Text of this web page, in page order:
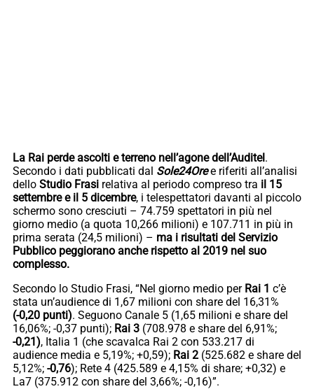
La Rai perde ascolti e terreno nell’agone dell’Auditel.
Secondo i dati pubblicati dal Sole24Oree riferiti all’analisi
dello Studio Frasi relativa al periodo compreso tra il 15
settembre e il 5 dicembre, i telespettatori davanti al piccolo
schermo sono cresciuti – 74.759 spettatori in più nel
giorno medio (a quota 10,266 milioni) e 107.711 in più in
prima serata (24,5 milioni) – ma i risultati del Servizio
Pubblico peggiorano anche rispetto al 2019 nel suo
complesso.
Secondo lo Studio Frasi, “Nel giorno medio per Rai 1 c’è
stata un’audience di 1,67 milioni con share del 16,31%
(-0,20 punti). Seguono Canale 5 (1,65 milioni e share del
16,06%; -0,37 punti); Rai 3 (708.978 e share del 6,91%;
-0,21), Italia 1 (che scavalca Rai 2 con 533.217 di
audience media e 5,19%; +0,59); Rai 2 (525.682 e share del
5,12%; -0,76); Rete 4 (425.589 e 4,15% di share; +0,32) e
La7 (375.912 con share del 3,66%; -0,16)”.